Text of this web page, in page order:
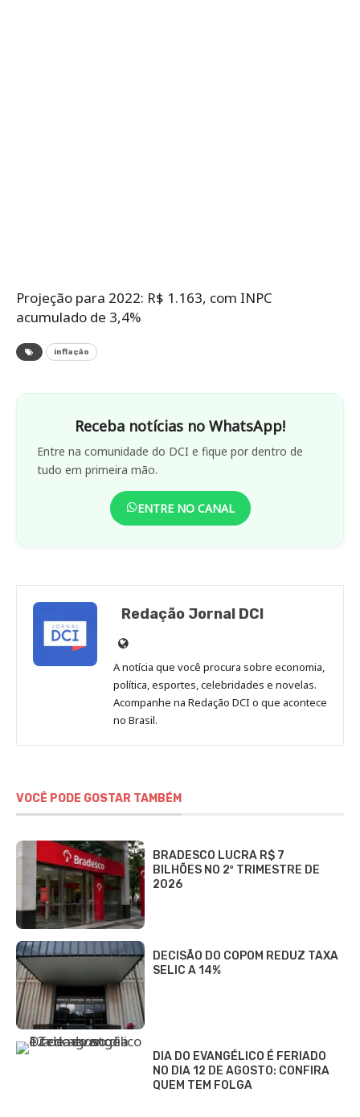
Projeção para 2022: R$ 1.163, com INPC
acumulado de 3,4%
inflação
Receba notícias no WhatsApp!
Entre na comunidade do DCI e fique por dentro de
tudo em primeira mão.
ENTRE NO CANAL
Redação Jornal DCI
Site
de
Redação
Jornal
DCI
A notícia que você procura sobre economia,
política, esportes, celebridades e novelas.
Acompanhe na Redação DCI o que acontece
no Brasil.
VOCÊ PODE GOSTAR TAMBÉM
BRADESCO LUCRA R$ 7
BILHÕES NO 2º TRIMESTRE DE
2026
DECISÃO DO COPOM REDUZ TAXA
SELIC A 14%
DIA DO EVANGÉLICO É FERIADO
NO DIA 12 DE AGOSTO: CONFIRA
QUEM TEM FOLGA